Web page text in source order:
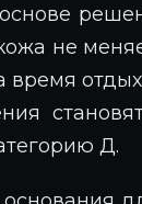
не
время
Д.